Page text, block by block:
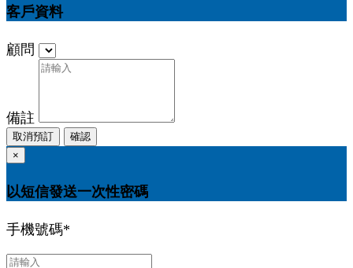
客戶資料
顧問
備註
取消預訂
確認
×
以短信發送一次性密碼
手機號碼*